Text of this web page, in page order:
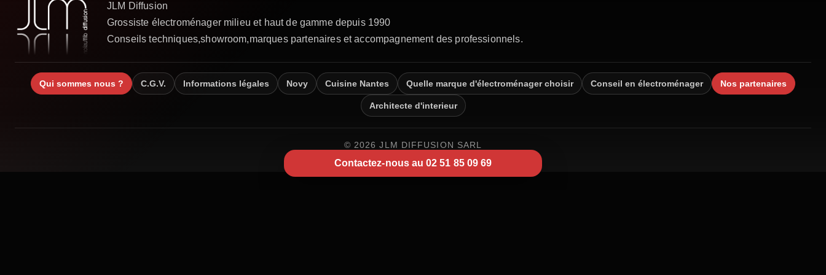
Qui sommes nous ? C.G.V. Informations légales Novy Cuisine Nantes Quelle marque d'électroménager choisir Conseil en électroménager Nos partenaires
Architecte d'interieur